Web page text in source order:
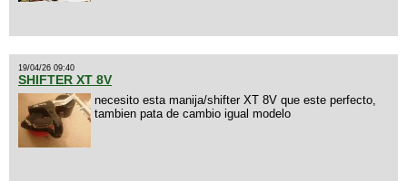
19/04/26 09:40
SHIFTER XT 8V
necesito esta manija/shifter XT 8V que este perfecto,
tambien pata de cambio igual modelo